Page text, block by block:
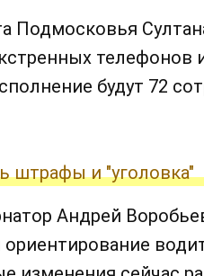
Подмосковья
телефонов
будут 72
штрафы и "уголовка"
Андрей